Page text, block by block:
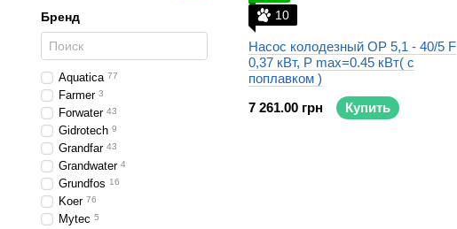
10
Насос колодезный OP 5,1 - 40/5 F
0,37 кВт, P max=0.45 кВт( с
поплавком )
7 261.00 грн
Купить
Бренд
Aquatica 77
Farmer 3
Forwater 43
Gidrotech 9
Grandfar 43
Grandwater 4
Grundfos 16
Koer 76
Mytec 5